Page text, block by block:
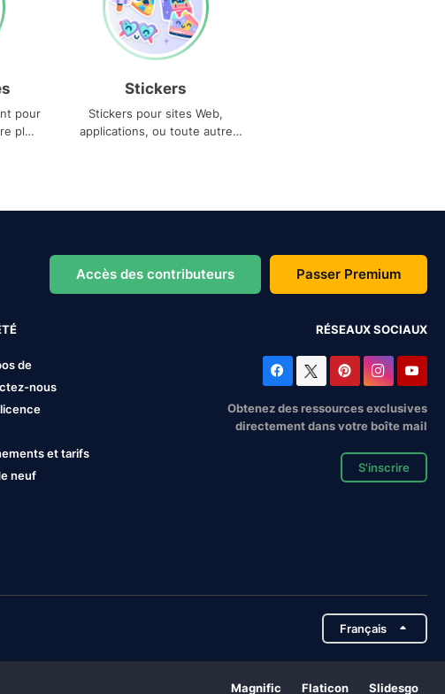
pour
plus
Stickers
Stickers pour sites Web,
applications, ou toute autre
Accès des contributeurs Passer Premium
de
nous
et tarifs
neuf
RÉSEAUX SOCIAUX
Obtenez des ressources exclusives
directement dans votre boîte mail
S'inscrire
Français
Magnific Flaticon Slidesgo